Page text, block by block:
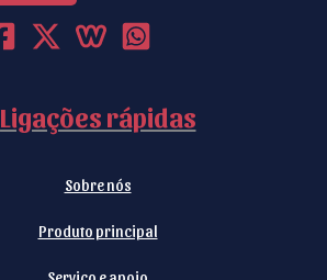
Ligações rápidas
Sobre nós
Produto principal